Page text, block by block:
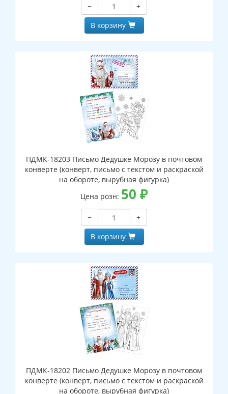
−
+
В корзину
ПДМК-18203 Письмо Дедушке Морозу в почтовом
конверте (конверт, письмо с текстом и раскраской
на обороте, вырубная фигурка)
Цена розн: 50 ₽
−
+
В корзину
ПДМК-18202 Письмо Дедушке Морозу в почтовом
конверте (конверт, письмо с текстом и раскраской
на обороте, вырубная фигурка)